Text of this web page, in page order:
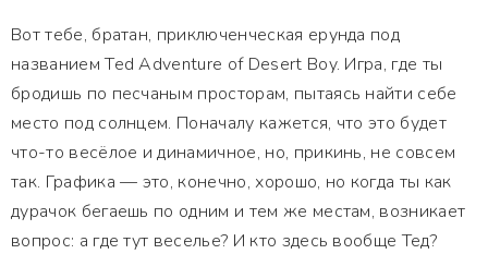
Вот тебе, братан, приключенческая ерунда под
названием Ted Adventure of Desert Boy. Игра, где ты
бродишь по песчаным просторам, пытаясь найти себе
место под солнцем. Поначалу кажется, что это будет
что-то весёлое и динамичное, но, прикинь, не совсем
так. Графика — это, конечно, хорошо, но когда ты как
дурачок бегаешь по одним и тем же местам, возникает
вопрос: а где тут веселье? И кто здесь вообще Тед?